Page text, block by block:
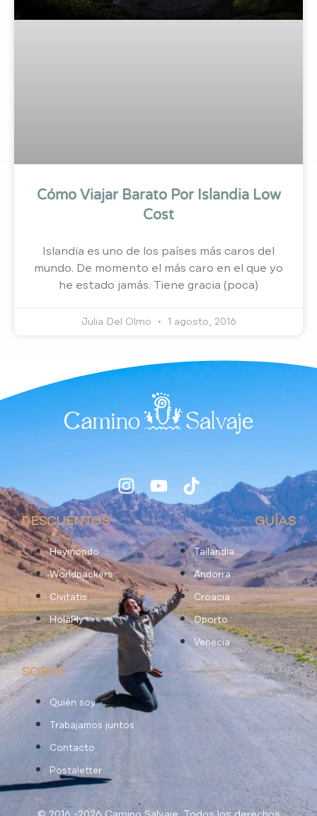
Cómo Viajar Barato Por Islandia Low
Cost
Islandia es uno de los países más caros del
mundo. De momento el más caro en el que yo
he estado jamás. Tiene gracia (poca)
Julia Del Olmo 1 agosto, 2016
DESCUENTOS
Heymondo
Worldpackers
Civitatis
HolaFly
GUÍAS
Tailandia
Andorra
Croacia
Oporto
Venecia
SOBRE
Quién soy
Trabajamos juntos
Contacto
Postaletter